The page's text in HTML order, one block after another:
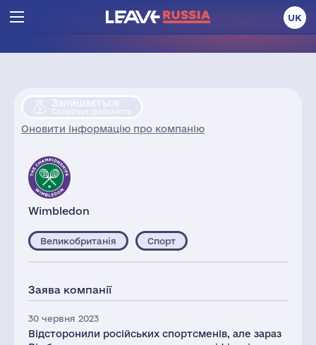
UK
Залишається
Скорочує діяльність
Оновити інформацію про компанію
Wimbledon
Великобританія Спорт
Заява компанії
30 червня 2023
Відсторонили російських спортсменів, але зараз